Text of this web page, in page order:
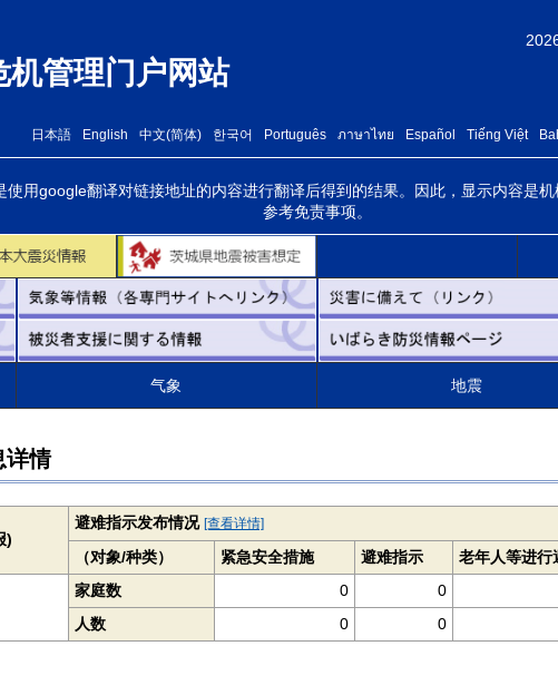
管理门户网站
日本語 English 中文(简体) 한국어 Português ภาษาไทย Español Tiếng Việt
用google翻译对链接地址的内容进行翻译后得到的结果。因此，显示内容是
参考免责事项。
气象 地震
详情
)
避难指示发布情况 [查看详情]
（对象/种类） 紧急安全措施 避难指示 老年人等进行
家庭数 0 0
人数 0 0